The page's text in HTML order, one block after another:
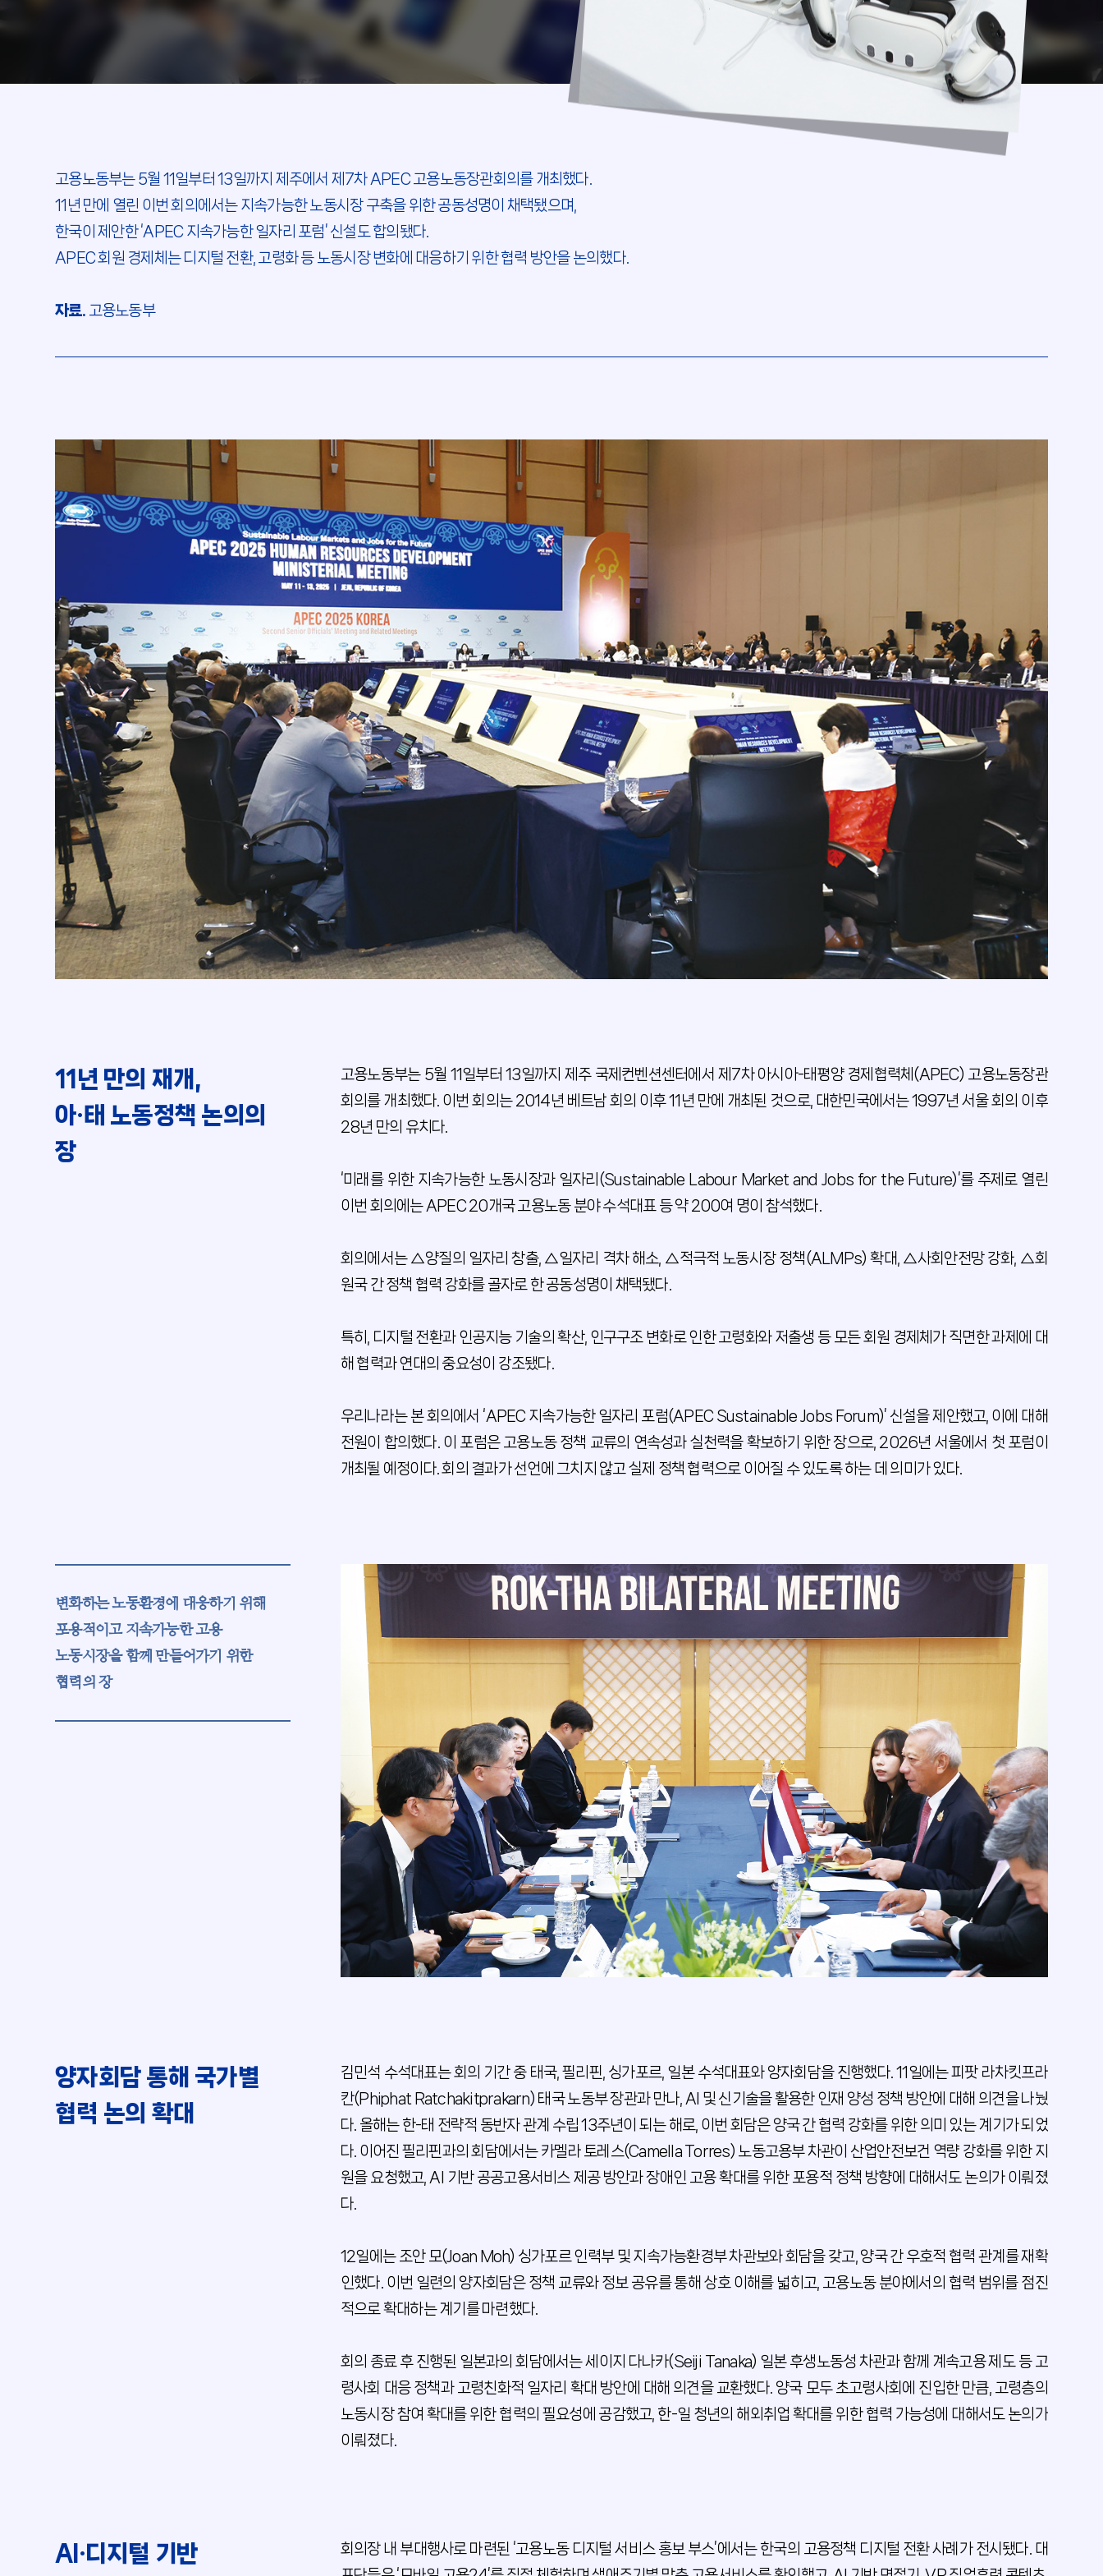
고용노동부는 5월 11일부터 13일까지 제주에서 제7차 APEC 고용노동장관회의를 개최했다.
11년 만에 열린 이번 회의에서는 지속가능한 노동시장 구축을 위한 공동성명이 채택됐으며,
한국이 제안한 ‘APEC 지속가능한 일자리 포럼’ 신설도 합의됐다.
APEC 회원 경제체는 디지털 전환, 고령화 등 노동시장 변화에 대응하기 위한 협력 방안을 논의했다.
자료. 고용노동부
11년 만의 재개,
아·태 노동정책 논의의
장
고용노동부는 5월 11일부터 13일까지 제주 국제컨벤션센터에서 제7차 아시아-태평양 경제협력체(APEC) 고용노동장관
회의를 개최했다. 이번 회의는 2014년 베트남 회의 이후 11년 만에 개최된 것으로, 대한민국에서는 1997년 서울 회의 이후
28년 만의 유치다.
‘미래를 위한 지속가능한 노동시장과 일자리(Sustainable Labour Market and Jobs for the Future)’를 주제로 열린
이번 회의에는 APEC 20개국 고용노동 분야 수석대표 등 약 200여 명이 참석했다.
회의에서는 △양질의 일자리 창출, △일자리 격차 해소, △적극적 노동시장 정책(ALMPs) 확대, △사회안전망 강화, △회
원국 간 정책 협력 강화를 골자로 한 공동성명이 채택됐다.
특히, 디지털 전환과 인공지능 기술의 확산, 인구구조 변화로 인한 고령화와 저출생 등 모든 회원 경제체가 직면한 과제에 대
해 협력과 연대의 중요성이 강조됐다.
우리나라는 본 회의에서 ‘APEC 지속가능한 일자리 포럼(APEC Sustainable Jobs Forum)’ 신설을 제안했고, 이에 대해
전원이 합의했다. 이 포럼은 고용노동 정책 교류의 연속성과 실천력을 확보하기 위한 장으로, 2026년 서울에서 첫 포럼이
개최될 예정이다. 회의 결과가 선언에 그치지 않고 실제 정책 협력으로 이어질 수 있도록 하는 데 의미가 있다.
변화하는 노동환경에 대응하기 위해
포용적이고 지속가능한 고용
노동시장을 함께 만들어가기 위한
협력의 장
양자회담 통해 국가별
협력 논의 확대
김민석 수석대표는 회의 기간 중 태국, 필리핀, 싱가포르, 일본 수석대표와 양자회담을 진행했다. 11일에는 피팟 라차킷프라
칸(Phiphat Ratchakitprakarn) 태국 노동부 장관과 만나, AI 및 신기술을 활용한 인재 양성 정책 방안에 대해 의견을 나눴
다. 올해는 한-태 전략적 동반자 관계 수립 13주년이 되는 해로, 이번 회담은 양국 간 협력 강화를 위한 의미 있는 계기가 되었
다. 이어진 필리핀과의 회담에서는 카멜라 토레스(Camella Torres) 노동고용부 차관이 산업안전보건 역량 강화를 위한 지
원을 요청했고, AI 기반 공공고용서비스 제공 방안과 장애인 고용 확대를 위한 포용적 정책 방향에 대해서도 논의가 이뤄졌
다.
12일에는 조안 모(Joan Moh) 싱가포르 인력부 및 지속가능환경부 차관보와 회담을 갖고, 양국 간 우호적 협력 관계를 재확
인했다. 이번 일련의 양자회담은 정책 교류와 정보 공유를 통해 상호 이해를 넓히고, 고용노동 분야에서의 협력 범위를 점진
적으로 확대하는 계기를 마련했다.
회의 종료 후 진행된 일본과의 회담에서는 세이지 다나카(Seiji Tanaka) 일본 후생노동성 차관과 함께 계속고용 제도 등 고
령사회 대응 정책과 고령친화적 일자리 확대 방안에 대해 의견을 교환했다. 양국 모두 초고령사회에 진입한 만큼, 고령층의
노동시장 참여 확대를 위한 협력의 필요성에 공감했고, 한-일 청년의 해외취업 확대를 위한 협력 가능성에 대해서도 논의가
이뤄졌다.
AI·디지털 기반
회의장 내 부대행사로 마련된 ‘고용노동 디지털 서비스 홍보 부스’에서는 한국의 고용정책 디지털 전환 사례가 전시됐다. 대